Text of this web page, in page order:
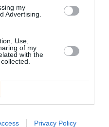
my
Advertising.
Use,
of my
with the
Privacy Policy
prezența MOAH,
policiclice (HAP) și
(Farchioni) și
au ulei mineral
MOAH și IPA, scrie
alimentare românești
confiscă marfa